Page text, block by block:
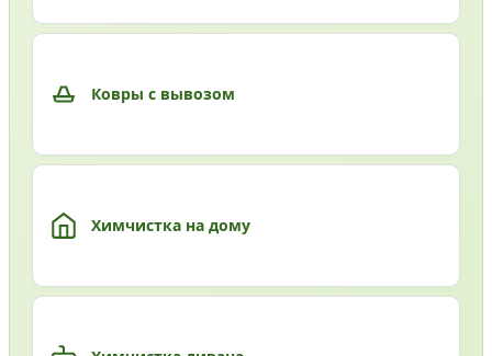
Ковры с вывозом
Химчистка на дому